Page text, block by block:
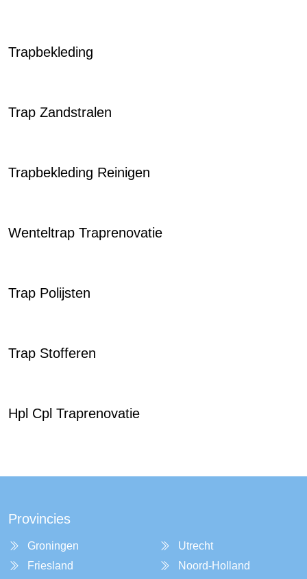
Trapbekleding
Trap Zandstralen
Trapbekleding Reinigen
Wenteltrap Traprenovatie
Trap Polijsten
Trap Stofferen
Hpl Cpl Traprenovatie
Provincies
Groningen
Friesland
Utrecht
Noord-Holland